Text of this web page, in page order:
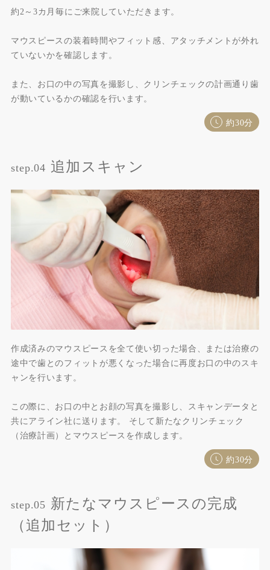
約2～3カ月毎にご来院していただきます。
マウスピースの装着時間やフィット感、アタッチメントが外れ
ていないかを確認します。
また、お口の中の写真を撮影し、クリンチェックの計画通り歯
が動いているかの確認を行います。
約30分
step.04 追加スキャン
作成済みのマウスピースを全て使い切った場合、または治療の
途中で歯とのフィットが悪くなった場合に再度お口の中のスキ
ャンを行います。
この際に、お口の中とお顔の写真を撮影し、スキャンデータと
共にアライン社に送ります。 そして新たなクリンチェック
（治療計画）とマウスピースを作成します。
約30分
step.05 新たなマウスピースの完成
（追加セット）